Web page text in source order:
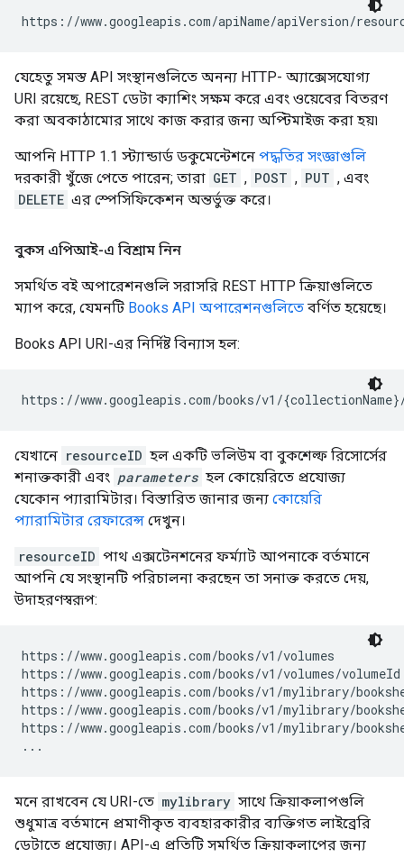
https://www.googleapis.com/apiName/apiVersion/
যেহেতু সমস্ত API সংস্থানগুলিতে অনন্য HTTP- অ্যাক্সেসযোগ্য
URI রয়েছে, REST ডেটা ক্যাশিং সক্ষম করে এবং ওয়েবের বিতরণ
করা অবকাঠামোর সাথে কাজ করার জন্য অপ্টিমাইজ করা হয়৷
আপনি HTTP 1.1 স্ট্যান্ডার্ড ডকুমেন্টেশনে পদ্ধতির সংজ্ঞাগুলি
দরকারী খুঁজে পেতে পারেন; তারা GET , POST , PUT , এবং
DELETE এর স্পেসিফিকেশন অন্তর্ভুক্ত করে।
বুকস এপিআই-এ বিশ্রাম নিন
সমর্থিত বই অপারেশনগুলি সরাসরি REST HTTP ক্রিয়াগুলিতে
ম্যাপ করে, যেমনটি Books API অপারেশনগুলিতে বর্ণিত হয়েছে।
Books API URI-এর নির্দিষ্ট বিন্যাস হল:
https://www.googleapis.com/books/v1/
যেখানে resourceID হল একটি ভলিউম বা বুকশেল্ফ রিসোর্সের
শনাক্তকারী এবং parameters হল কোয়েরিতে প্রযোজ্য
যেকোন প্যারামিটার। বিস্তারিত জানার জন্য কোয়েরি
প্যারামিটার রেফারেন্স দেখুন।
resourceID পাথ এক্সটেনশনের ফর্ম্যাট আপনাকে বর্তমানে
আপনি যে সংস্থানটি পরিচালনা করছেন তা সনাক্ত করতে দেয়,
উদাহরণস্বরূপ:
https://www.googleapis.com/books/v1/volumes
https://www.googleapis.com/books/v1/volumes/volumeId
https://www.googleapis.com/books/v1/mylibrary/
https://www.googleapis.com/books/v1/mylibrary/
https://www.googleapis.com/books/v1/mylibrary/
...
মনে রাখবেন যে URI-তে mylibrary সাথে ক্রিয়াকলাপগুলি
শুধুমাত্র বর্তমানে প্রমাণীকৃত ব্যবহারকারীর ব্যক্তিগত লাইব্রেরি
ডেটাতে প্রযোজ্য। API-এ প্রতিটি সমর্থিত ক্রিয়াকলাপের জন্য